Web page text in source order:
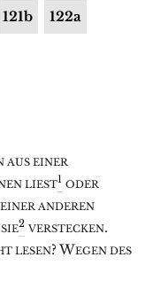
121b 122a
AUS EINER
LIEST1 ODER
ANDEREN
2 VERSTECKEN.
LESEN? WEGEN DES